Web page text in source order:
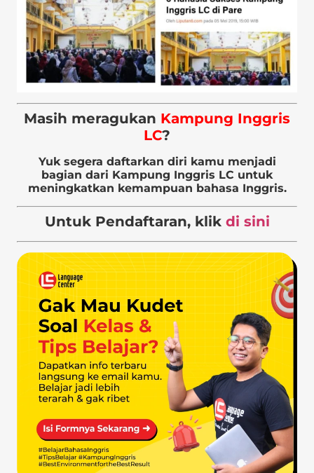
Masih meragukan Kampung Inggris
LC?
Yuk segera daftarkan diri kamu menjadi
bagian dari Kampung Inggris LC untuk
meningkatkan kemampuan bahasa Inggris.
Untuk Pendaftaran, klik di sini